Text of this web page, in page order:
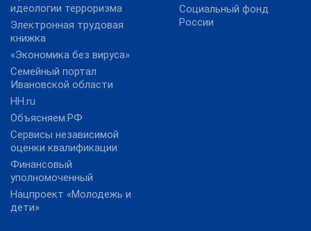
идеологии терроризма
Электронная трудовая
книжка
«Экономика без вируса»
Семейный портал
Ивановской области
HH.ru
Объясняем.РФ
Сервисы независимой
оценки квалификации
Финансовый
уполномоченный
Нацпроект «Молодежь и
дети»
Социальный фонд
России